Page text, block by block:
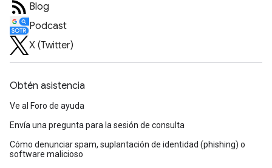
Blog
Podcast
X (Twitter)
Obtén asistencia
Ve al Foro de ayuda
Envía una pregunta para la sesión de consulta
Cómo denunciar spam, suplantación de identidad (phishing) o
software malicioso